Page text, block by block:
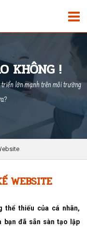
KHÔNG !
triển lớn mạnh trên môi trường
WEBSITE
thể thiếu của cá nhân,
bạn đã sẵn sàn tạo lập